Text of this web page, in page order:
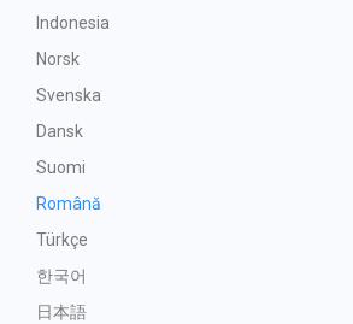
Indonesia
Norsk
Svenska
Dansk
Suomi
Română
Türkçe
한국어
日本語